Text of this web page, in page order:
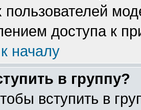
пользователей
доступа к
началу
в группу?
вступить в